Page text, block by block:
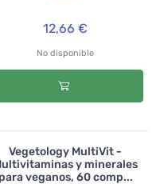
12,66 €
No disponible
Vegetology MultiVit -
y minerales
para veganos, 60 comp...